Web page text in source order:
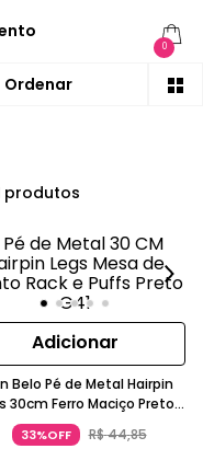
0
produtos
Adicionar
Belo Pé de Metal Hairpin
30cm Ferro Maciço Preto
G41
33%OFF R$44,85